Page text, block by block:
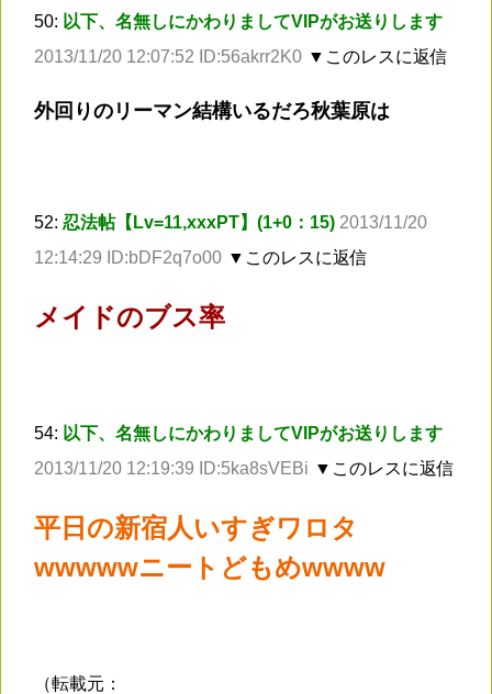
50: 以下、名無しにかわりましてVIPがお送りします
2013/11/20 12:07:52 ID:56akrr2K0 ▼このレスに返信
外回りのリーマン結構いるだろ秋葉原は
52: 忍法帖【Lv=11,xxxPT】(1+0：15) 2013/11/20
12:14:29 ID:bDF2q7o00 ▼このレスに返信
メイドのブス率
54: 以下、名無しにかわりましてVIPがお送りします
2013/11/20 12:19:39 ID:5ka8sVEBi ▼このレスに返信
平日の新宿人いすぎワロタ
wwwwwニートどもめwwww
（転載元：